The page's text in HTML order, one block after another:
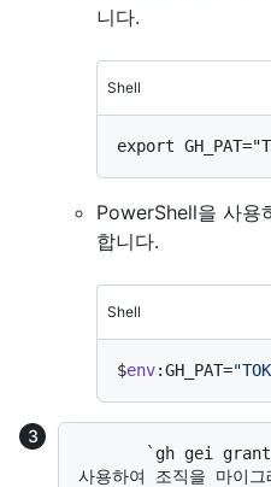
니다.
Shell
PowerShell을 사용
합니다.
Shell
$env:GH_PAT=
사용하여 조직을 마이